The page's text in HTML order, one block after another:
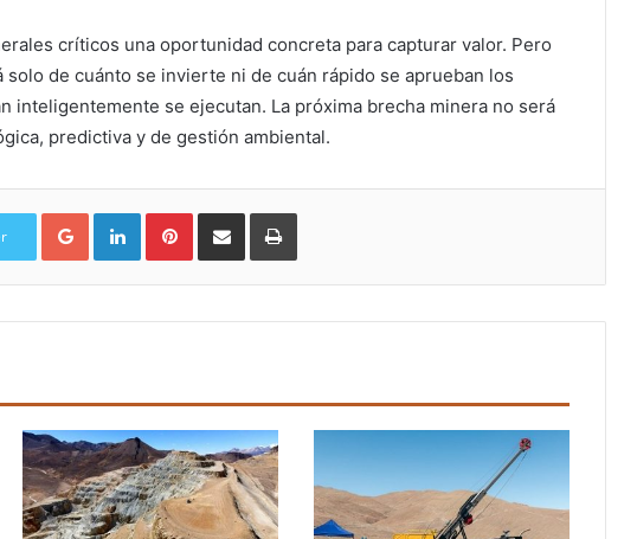
críticos una oportunidad concreta para capturar valor. Pero
de cuánto se invierte ni de cuán rápido se aprueban los
inteligentemente se ejecutan. La próxima brecha minera no será
predictiva y de gestión ambiental.
Google+ LinkedIn Pinterest